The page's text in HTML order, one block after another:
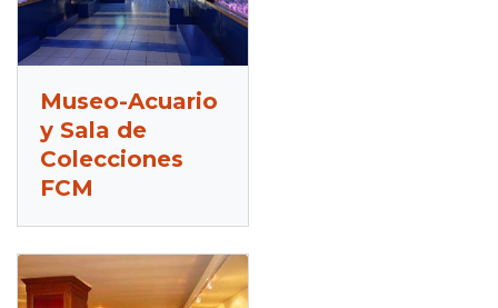
Museo-Acuario
y Sala de
Colecciones
FCM